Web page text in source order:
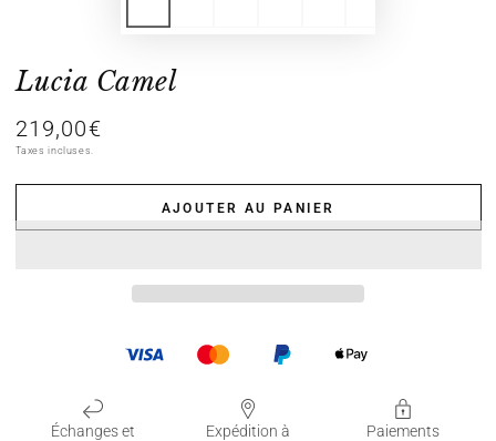
Lucia Camel
Prix
normal
219,00€
Taxes incluses.
AJOUTER AU PANIER
Échanges et
Expédition à
Paiements